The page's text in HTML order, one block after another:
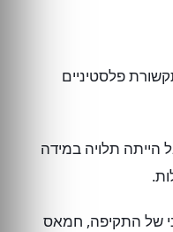
פלסטיניים
תלויה במידה
של התקיפה, חמאס